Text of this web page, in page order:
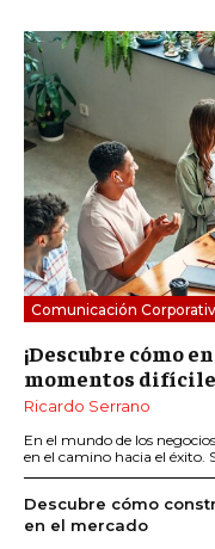
Comunicación
¡Descubre cómo
momentos
Ricardo Serrano
En el mundo de los
en el camino hacia el éxito.
Descubre cómo
en el mercado